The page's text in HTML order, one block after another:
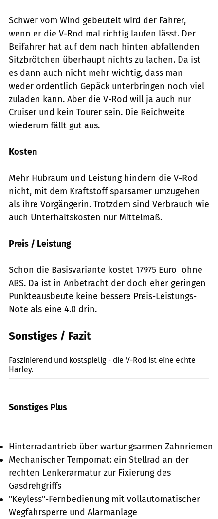
Schwer vom Wind gebeutelt wird der Fahrer,
wenn er die V-Rod mal richtig laufen lässt. Der
Beifahrer hat auf dem nach hinten abfallenden
Sitzbrötchen überhaupt nichts zu lachen. Da ist
es dann auch nicht mehr wichtig, dass man
weder ordentlich Gepäck unterbringen noch viel
zuladen kann. Aber die V-Rod will ja auch nur
Cruiser und kein Tourer sein. Die Reichweite
wiederum fällt gut aus.
Kosten
Mehr Hubraum und Leistung hindern die V-Rod
nicht, mit dem Kraftstoff sparsamer umzugehen
als ihre Vorgängerin. Trotzdem sind Verbrauch wie
auch Unterhaltskosten nur Mittelmaß.
Preis / Leistung
Schon die Basisvariante kostet 17975 Euro  ohne
ABS. Da ist in Anbetracht der doch eher geringen
Punkteausbeute keine bessere Preis-Leistungs-
Note als eine 4.0 drin.
Sonstiges / Fazit
Faszinierend und kostspielig - die V-Rod ist eine echte
Harley.
Sonstiges Plus
Hinterradantrieb über wartungsarmen Zahnriemen
Mechanischer Tempomat: ein Stellrad an der
rechten Lenkerarmatur zur Fixierung des
Gasdrehgriffs
"Keyless"-Fernbedienung mit vollautomatischer
Wegfahrsperre und Alarmanlage